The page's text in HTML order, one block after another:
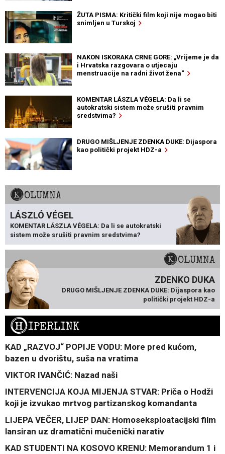
ŽUTA PISMA: Kritički film koji nije mogao biti
snimljen u Turskoj
NAKON ISKORAKA CRNE GORE: „Vrijeme je da
i Hrvatska razgovara o utjecaju
menstruacije na radni život žena“
KOMENTAR LÁSZLA VÉGELA: Da li se
autokratski sistem može srušiti pravnim
sredstvima?
DRUGO MIŠLJENJE ZDENKA DUKE: Dijaspora
kao politički projekt HDZ-a
KOLUMNA
LÁSZLÓ VÉGEL
KOMENTAR LÁSZLA VÉGELA: Da li se autokratski
sistem može srušiti pravnim sredstvima?
KOLUMNA
ZDENKO DUKA
DRUGO MIŠLJENJE ZDENKA DUKE: Dijaspora kao
politički projekt HDZ-a
HIPERLINK
KAD „RAZVOJ“ POPIJE VODU: More pred kućom,
bazen u dvorištu, suša na vratima
VIKTOR IVANČIĆ: Nazad naši
INTERVENCIJA KOJA MIJENJA STVAR: Priča o Hodži
koji je izvukao mrtvog partizanskog komandanta
LIJEPA VEČER, LIJEP DAN: Homoseksploatacijski film
lansiran uz dramatični mučenički narativ
KAD STUDENTI NA KOSOVO KRENU: Memorandum 1 i